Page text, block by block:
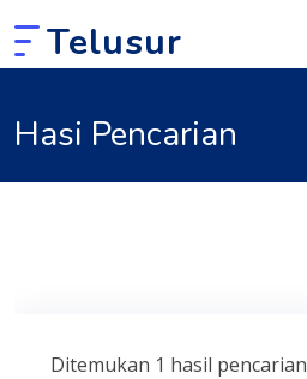
Telusur
Hasi Pencarian
Ditemukan 1 hasil pencarian